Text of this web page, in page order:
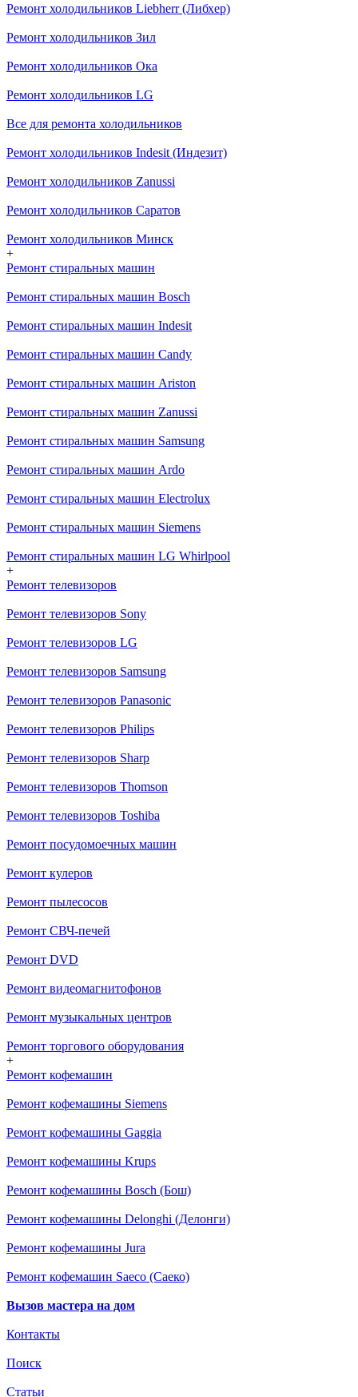
Ремонт холодильников Liebherr (Либхер)
Ремонт холодильников Зил
Ремонт холодильников Ока
Ремонт холодильников LG
Все для ремонта холодильников
Ремонт холодильников Indesit (Индезит)
Ремонт холодильников Zanussi
Ремонт холодильников Саратов
Ремонт холодильников Минск
+
Ремонт стиральных машин
Ремонт стиральных машин Bosch
Ремонт стиральных машин Indesit
Ремонт стиральных машин Candy
Ремонт стиральных машин Ariston
Ремонт стиральных машин Zanussi
Ремонт стиральных машин Samsung
Ремонт стиральных машин Ardo
Ремонт стиральных машин Electrolux
Ремонт стиральных машин Siemens
Ремонт стиральных машин LG Whirlpool
+
Ремонт телевизоров
Ремонт телевизоров Sony
Ремонт телевизоров LG
Ремонт телевизоров Samsung
Ремонт телевизоров Panasonic
Ремонт телевизоров Philips
Ремонт телевизоров Sharp
Ремонт телевизоров Thomson
Ремонт телевизоров Toshiba
Ремонт посудомоечных машин
Ремонт кулеров
Ремонт пылесосов
Ремонт СВЧ-печей
Ремонт DVD
Ремонт видеомагнитофонов
Ремонт музыкальных центров
Ремонт торгового оборудования
+
Ремонт кофемашин
Ремонт кофемашины Siemens
Ремонт кофемашины Gaggia
Ремонт кофемашины Krups
Ремонт кофемашины Bosch (Бош)
Ремонт кофемашины Delonghi (Делонги)
Ремонт кофемашины Jura
Ремонт кофемашин Saeco (Саеко)
Вызов мастера на дом
Контакты
Поиск
Статьи